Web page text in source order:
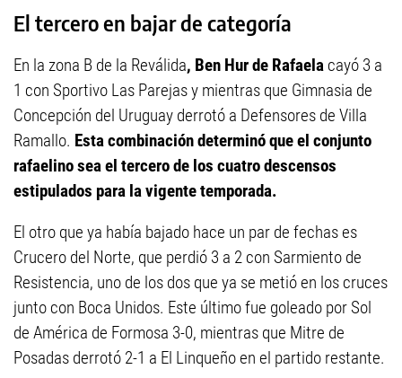
El tercero en bajar de categoría
En la zona B de la Reválida, Ben Hur de Rafaela cayó 3 a
1 con Sportivo Las Parejas y mientras que Gimnasia de
Concepción del Uruguay derrotó a Defensores de Villa
Ramallo. Esta combinación determinó que el conjunto
rafaelino sea el tercero de los cuatro descensos
estipulados para la vigente temporada.
El otro que ya había bajado hace un par de fechas es
Crucero del Norte, que perdió 3 a 2 con Sarmiento de
Resistencia, uno de los dos que ya se metió en los cruces
junto con Boca Unidos. Este último fue goleado por Sol
de América de Formosa 3-0, mientras que Mitre de
Posadas derrotó 2-1 a El Linqueño en el partido restante.